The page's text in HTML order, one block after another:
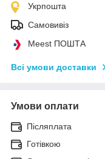
Укрпошта
Самовивіз
Meest ПОШТА
Всі умови доставки
Умови оплати
Післяплата
Готівкою